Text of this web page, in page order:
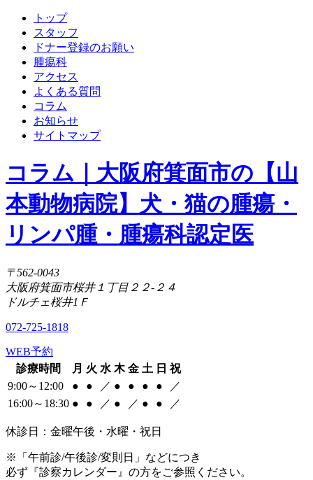
トップ
スタッフ
ドナー登録のお願い
腫瘍科
アクセス
よくある質問
コラム
お知らせ
サイトマップ
コラム｜大阪府箕面市の【山
本動物病院】犬・猫の腫瘍・
リンパ腫・腫瘍科認定医
〒562-0043
大阪府箕面市桜井１丁目２２-２４
ドルチェ桜井1Ｆ
072-725-1818
WEB予約
診療時間
月 火 水 木 金 土 日 祝
9:00～12:00
● ● ／ ● ● ● ●
／
16:00～18:30 ● ● ／ ● ／ ● ● ／
休診日：金曜午後・水曜・祝日
※「午前診/午後診/変則日」などにつき
必ず『診察カレンダー』の方をご参照ください。